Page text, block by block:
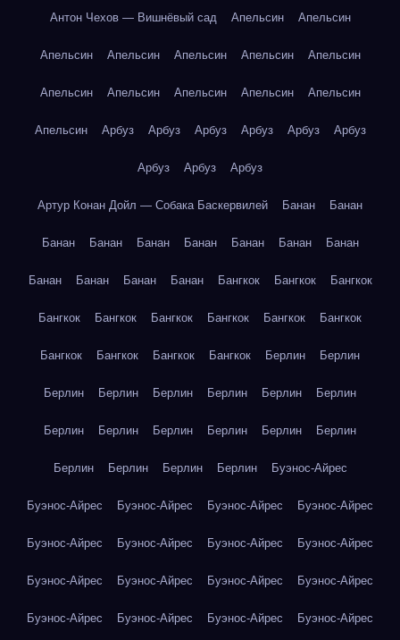
Антон Чехов — Вишнёвый сад Апельсин Апельсин
Апельсин Апельсин Апельсин Апельсин Апельсин
Апельсин Апельсин Апельсин Апельсин Апельсин
Апельсин Арбуз Арбуз Арбуз Арбуз Арбуз Арбуз
Арбуз Арбуз Арбуз
Артур Конан Дойл — Собака Баскервилей Банан Банан
Банан Банан Банан Банан Банан Банан Банан
Банан Банан Банан Банан Бангкок Бангкок Бангкок
Бангкок Бангкок Бангкок Бангкок Бангкок Бангкок
Бангкок Бангкок Бангкок Бангкок Берлин Берлин
Берлин Берлин Берлин Берлин Берлин Берлин
Берлин Берлин Берлин Берлин Берлин Берлин
Берлин Берлин Берлин Берлин Буэнос-Айрес
Буэнос-Айрес Буэнос-Айрес Буэнос-Айрес Буэнос-Айрес
Буэнос-Айрес Буэнос-Айрес Буэнос-Айрес Буэнос-Айрес
Буэнос-Айрес Буэнос-Айрес Буэнос-Айрес Буэнос-Айрес
Буэнос-Айрес Буэнос-Айрес Буэнос-Айрес Буэнос-Айрес